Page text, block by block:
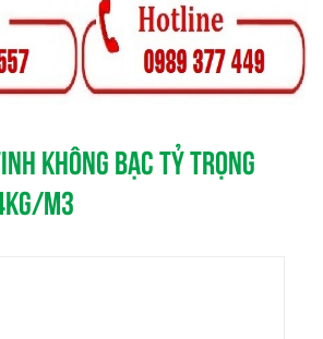
KHÔNG BẠC TỶ TRỌNG
M3